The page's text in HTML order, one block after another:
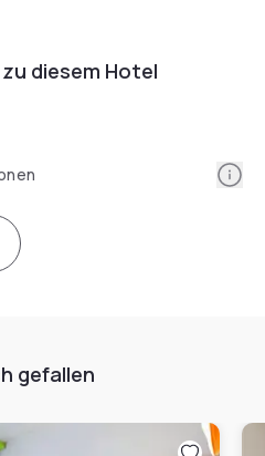
diesem Hotel
gefallen